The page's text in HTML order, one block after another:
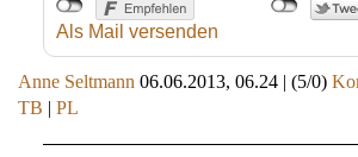
Als Mail versenden
Anne Seltmann 06.06.2013, 06.24 | (5/0)
TB | PL